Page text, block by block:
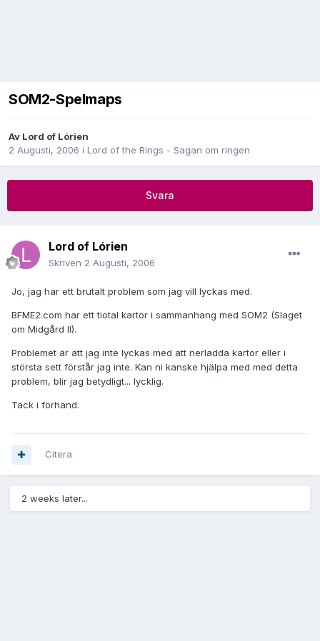
SOM2-Spelmaps
Av Lord of Lórien
2 Augusti, 2006 i Lord of the Rings - Sagan om ringen
Svara
Lord of Lórien
Skriven 2 Augusti, 2006
Jo, jag har ett brutalt problem som jag vill lyckas med.
BFME2.com har ett tiotal kartor i sammanhang med SOM2 (Slaget
om Midgård II).
Problemet är att jag inte lyckas med att nerladda kartor eller i
största sett förstår jag inte. Kan ni kanske hjälpa med med detta
problem, blir jag betydligt... lycklig.
Tack i förhand.
Citera
2 weeks later...